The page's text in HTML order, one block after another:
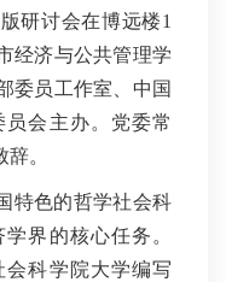
研讨会在博远楼1
经济与公共管理学
委员工作室、中国
会主办。党委常
。
特色的哲学社会科
界的核心任务。
会科学院大学编写